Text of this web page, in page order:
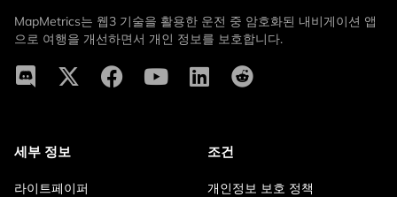
MapMetrics는 웹3 기술을 활용한 운전 중 암호화된 내비게이션 앱
으로 여행을 개선하면서 개인 정보를 보호합니다.
세부 정보
라이트페이퍼
조건
개인정보 보호 정책